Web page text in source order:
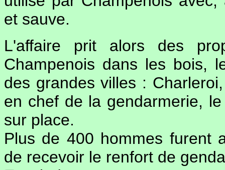
et sauve.
L'affaire prit alors des
Champenois dans les bois,
des grandes villes :
en chef de la gendarmerie,
sur place.
Plus de 400 hommes furent
de recevoir le renfort de